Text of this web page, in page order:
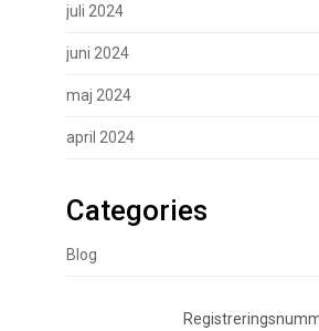
juli 2024
juni 2024
maj 2024
april 2024
Categories
Blog